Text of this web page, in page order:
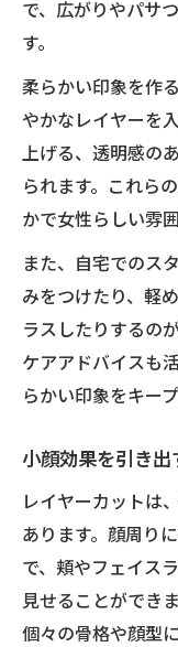
で、広がりやパサ
す。
柔らかい印象を作
やかなレイヤーを
上げる、透明感の
られます。これら
かで女性らしい雰
また、自宅でのス
みをつけたり、軽
ラスしたりするの
ケアアドバイスも
らかい印象をキー
小顔効果を引き
レイヤーカットは
あります。顔周り
で、頬やフェイス
見せることができ
個々の骨格や顔型